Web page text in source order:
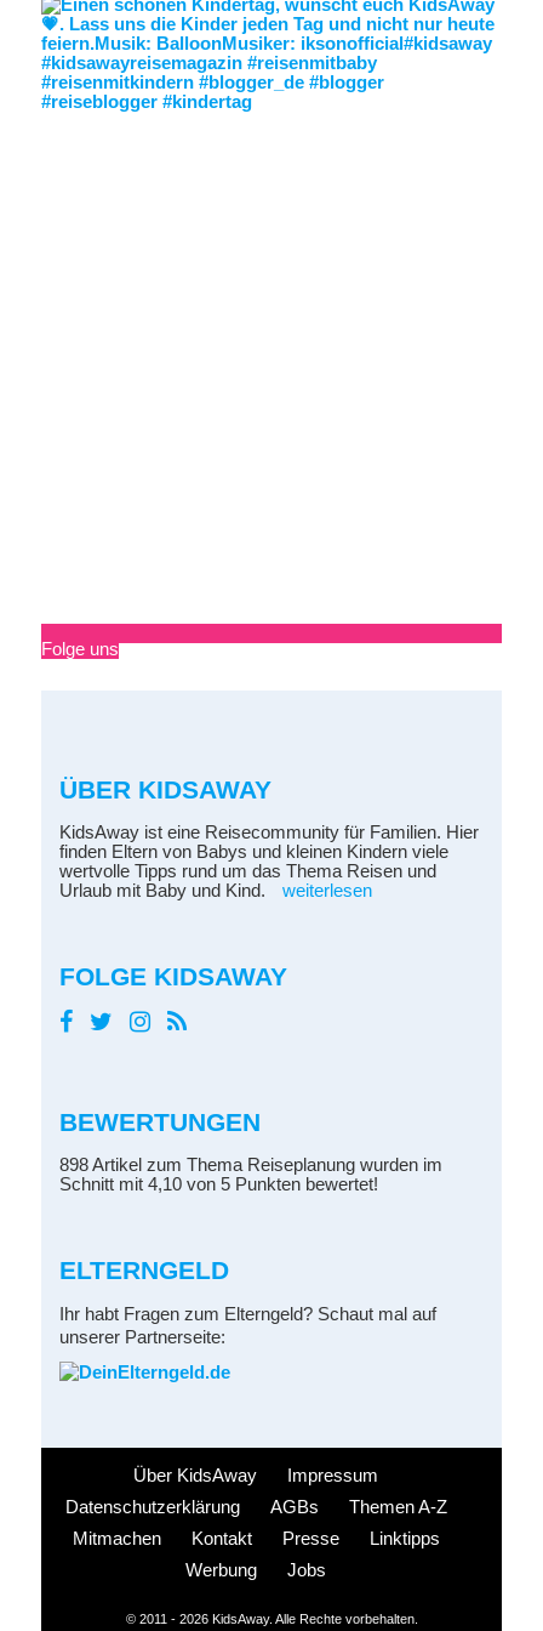
Folge uns
ÜBER KIDSAWAY
KidsAway ist eine Reisecommunity für Familien. Hier
finden Eltern von Babys und kleinen Kindern viele
wertvolle Tipps rund um das Thema Reisen und
Urlaub mit Baby und Kind.
weiterlesen
FOLGE KIDSAWAY
BEWERTUNGEN
898 Artikel zum Thema Reiseplanung wurden im
Schnitt mit 4,10 von 5 Punkten bewertet!
ELTERNGELD
Ihr habt Fragen zum Elterngeld? Schaut mal auf
unserer Partnerseite:
Über KidsAway
Impressum
Datenschutzerklärung
AGBs
Themen A-Z
Mitmachen
Kontakt Presse
Linktipps
Werbung
Jobs
© 2011 - 2026 KidsAway. Alle Rechte vorbehalten.